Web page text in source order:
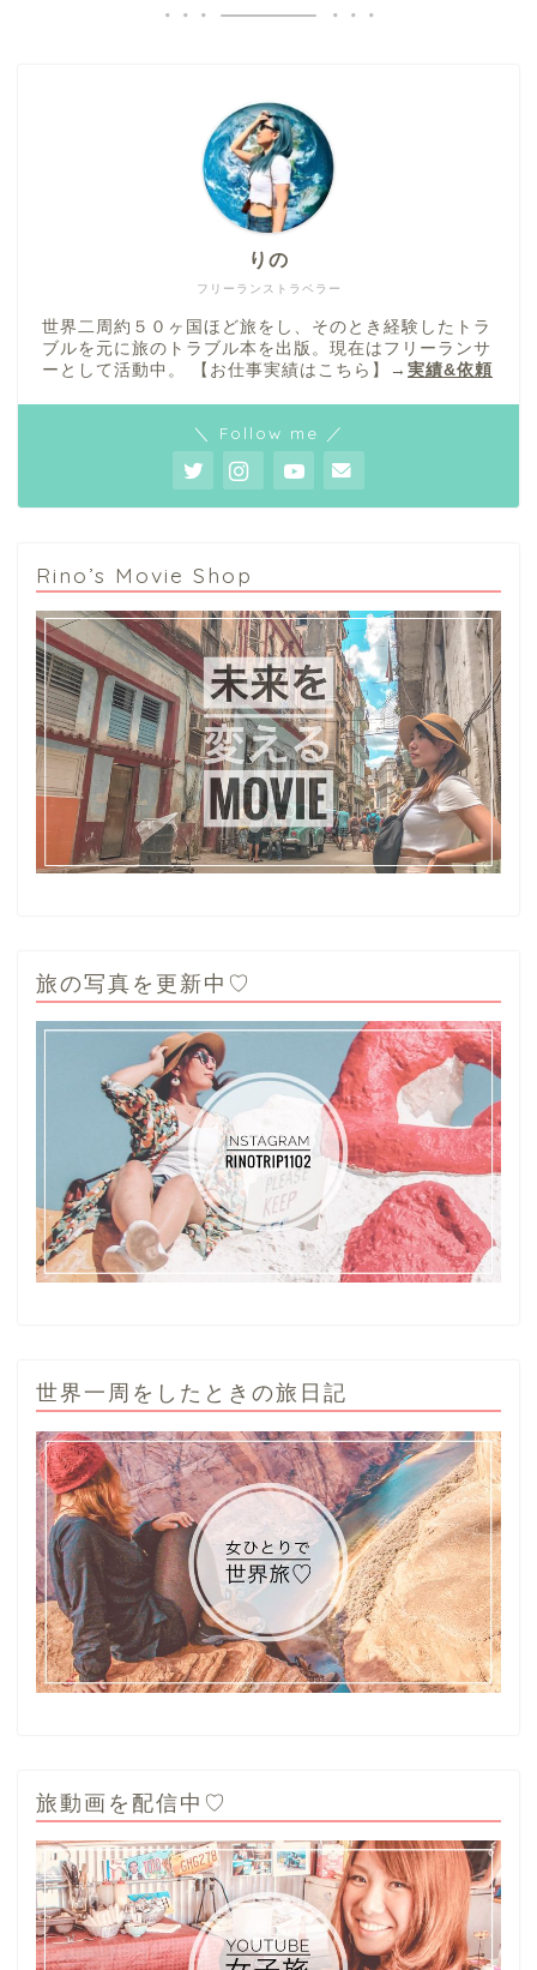
フリーランストラベラー
りの
世界二周約５０ヶ国ほど旅をし、そのとき経験したトラ
ブルを元に旅のトラブル本を出版。現在はフリーランサ
ーとして活動中。 【お仕事実績はこちら】→ 実績&依頼
＼ Follow me ／
Rino’s Movie Shop
旅の写真を更新中♡
世界一周をしたときの旅日記
旅動画を配信中♡